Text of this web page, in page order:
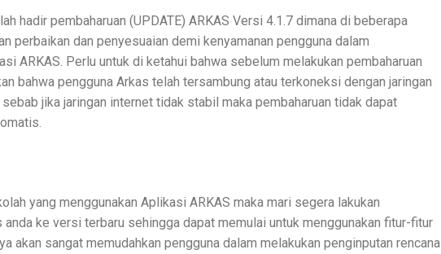
hadir pembaharuan (UPDATE) ARKAS Versi 4.1.7 dimana di beberapa
perbaikan dan penyesuaian demi kenyamanan pengguna dalam
ARKAS. Perlu untuk di ketahui bahwa sebelum melakukan pembaharuan
bahwa pengguna Arkas telah tersambung atau terkoneksi dengan jaringan
jika jaringan internet tidak stabil maka pembaharuan tidak dapat
yang menggunakan Aplikasi ARKAS maka mari segera lakukan
anda ke versi terbaru sehingga dapat memulai untuk menggunakan fitur-fitur
akan sangat memudahkan pengguna dalam melakukan penginputan rencana